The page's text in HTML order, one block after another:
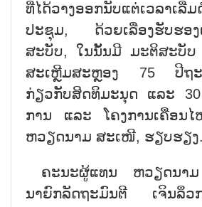
ທີ່ໄດ້ວາງອອກນັບແຕ່ເວລາເລີ່ມ
ປະຊຸມ, ດ້ວຍເລື່ອງຮັບຮອ
ສະບັບ, ໃນນັ້ນມີ ມະຕິສະບັບ
ສະເຫຼີມສະຫຼອງ 75 ປີຖະ
ກ່ຽວກັບສິດທິມະນຸດ ແລະ
ການ ແລະ ໂຄງການເຄື່ອນ
ຫວຽດນາມ ສະເໜີ, ຮຽບຮຽງ.
ຄະນະຜູ້ແທນ ຫວຽດນາມ
ນາຍົກລັດຖະມົນຕີ ເຈິນລຶ